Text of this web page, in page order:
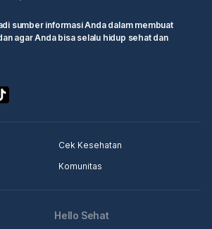
sumber informasi Anda dalam membuat
agar Anda bisa selalu hidup sehat dan
Cek Kesehatan
Komunitas
Hello Sehat